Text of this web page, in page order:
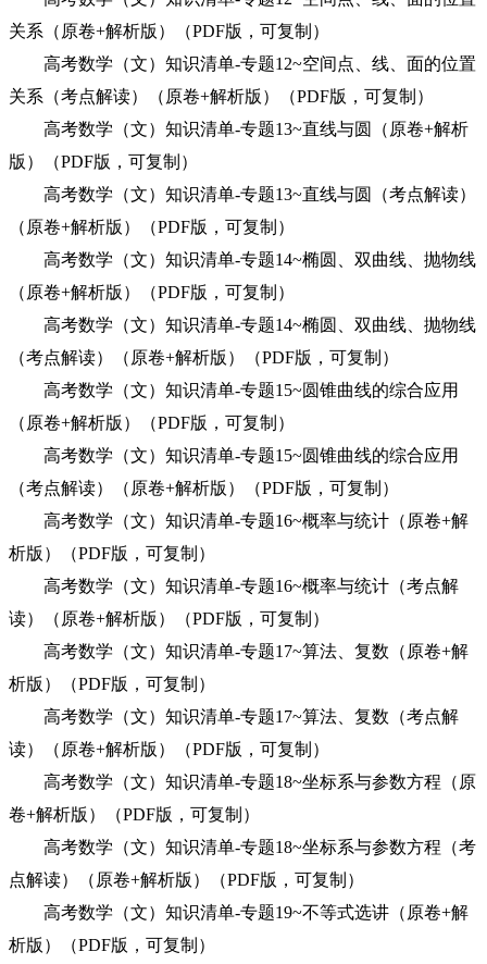
关系（原卷+解析版）（PDF版，可复制）
高考数学（文）知识清单-专题12~空间点、线、面的位置
关系（考点解读）（原卷+解析版）（PDF版，可复制）
高考数学（文）知识清单-专题13~直线与圆（原卷+解析
版）（PDF版，可复制）
高考数学（文）知识清单-专题13~直线与圆（考点解读）
（原卷+解析版）（PDF版，可复制）
高考数学（文）知识清单-专题14~椭圆、双曲线、抛物线
（原卷+解析版）（PDF版，可复制）
高考数学（文）知识清单-专题14~椭圆、双曲线、抛物线
（考点解读）（原卷+解析版）（PDF版，可复制）
高考数学（文）知识清单-专题15~圆锥曲线的综合应用
（原卷+解析版）（PDF版，可复制）
高考数学（文）知识清单-专题15~圆锥曲线的综合应用
（考点解读）（原卷+解析版）（PDF版，可复制）
高考数学（文）知识清单-专题16~概率与统计（原卷+解
析版）（PDF版，可复制）
高考数学（文）知识清单-专题16~概率与统计（考点解
读）（原卷+解析版）（PDF版，可复制）
高考数学（文）知识清单-专题17~算法、复数（原卷+解
析版）（PDF版，可复制）
高考数学（文）知识清单-专题17~算法、复数（考点解
读）（原卷+解析版）（PDF版，可复制）
高考数学（文）知识清单-专题18~坐标系与参数方程（原
卷+解析版）（PDF版，可复制）
高考数学（文）知识清单-专题18~坐标系与参数方程（考
点解读）（原卷+解析版）（PDF版，可复制）
高考数学（文）知识清单-专题19~不等式选讲（原卷+解
析版）（PDF版，可复制）